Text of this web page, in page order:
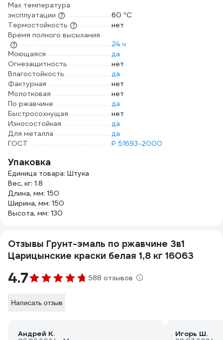
Max температура
эксплуатации
60 °С
Термостойкость
нет
Время полного высыхания
24 ч
Моющаяся
да
Огнезащитность
нет
Влагостойкость
да
Фактурная
нет
Молотковая
нет
По ржавчине
да
Быстросохнущая
нет
Износостойкая
да
Для металла
да
ГОСТ
Р 51693-2000
Упаковка
Единица товара: Штука
Вес, кг: 1.8
Длина, мм: 150
Ширина, мм: 150
Высота, мм: 130
Отзывы Грунт-эмаль по ржавчине 3в1
Царицынские краски белая 1,8 кг 16063
4.7 588 отзывов
Написать отзыв
Андрей К. Игорь Ш.